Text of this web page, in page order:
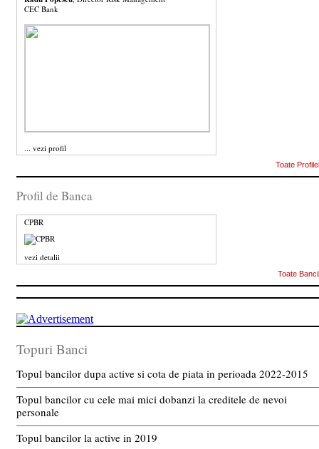
CEC Bank
... vezi profil
Toate
Profil de Banca
CPBR
vezi detalii
Toate
Topuri Banci
Topul bancilor dupa active si cota de piata in perioada 2022-2015
Topul bancilor cu cele mai mici dobanzi la creditele de nevoi
personale
Topul bancilor la active in 2019